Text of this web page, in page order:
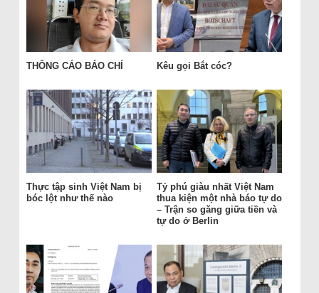
THÔNG CÁO BÁO CHÍ Kêu gọi Bắt cóc?
Thực tập sinh Việt Nam bị
bóc lột như thế nào
Tỷ phú giàu nhất Việt Nam
thua kiện một nhà báo tự do
– Trận so găng giữa tiền và
tự do ở Berlin